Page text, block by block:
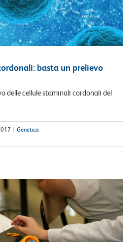
basta un prelievo
delle cellule staminali cordonali del
| Genetica